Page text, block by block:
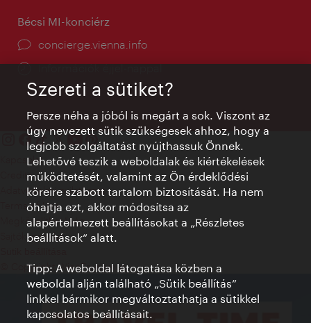
Bécsi MI-konciérz
concierge.vienna.info
Információk éjjel-nappal
Kapcsolat
Credits
Adatvédelmi nyilatkozat
Terms of Use
Megközelíthetőség
Sajtókapcsolat
© Copyright WienTourismus
Szereti a sütiket?
Persze néha a jóból is megárt a sok. Viszont az
úgy nevezett sütik szükségesek ahhoz, hogy a
legjobb szolgáltatást nyújthassuk Önnek.
Lehetővé teszik a weboldalak és kiértékelések
működtetését, valamint az Ön érdeklődési
köreire szabott tartalom biztosítását. Ha nem
óhajtja ezt, akkor módosítsa az
alapértelmezett beállításokat a „Részletes
beállítások“ alatt.
Tipp: A weboldal látogatása közben a
weboldal alján található „Sütik beállítás”
linkkel bármikor megváltoztathatja a sütikkel
kapcsolatos beállításait.